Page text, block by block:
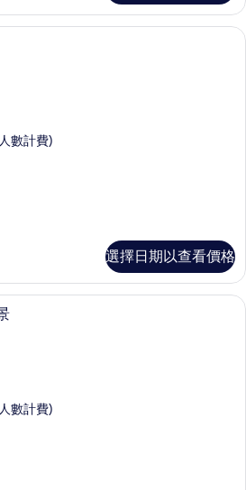
客房, 2 張單人床, 海景 | 1 間臥室、迷
數計費)
選擇日期以查看價格
客房, 1 張特大雙人床, 海景 | 1 間臥室
數計費)